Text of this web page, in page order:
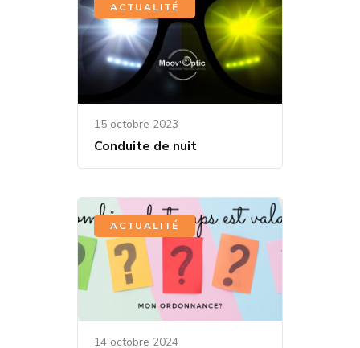
ACTUALITÉ
15 octobre 2023
Conduite de nuit
ACTUALITÉ
14 octobre 2024